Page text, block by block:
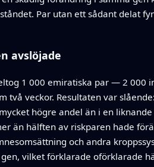
Par utan ett sådant delat
avslöjade
1 000 emiratiska par — 2 000
två veckor. Resultaten var
högre andel än i en
än hälften av riskparen hade
och andra
vilket förklarade oförklarade